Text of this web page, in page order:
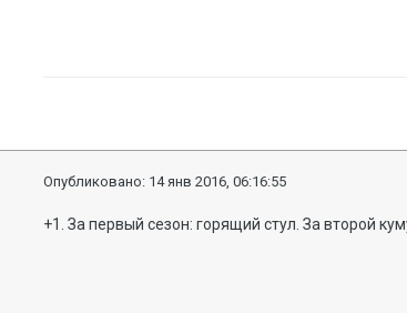
Опубликовано: 14 янв 2016, 06:16:55
+1. За первый сезон: горящий стул. За второй